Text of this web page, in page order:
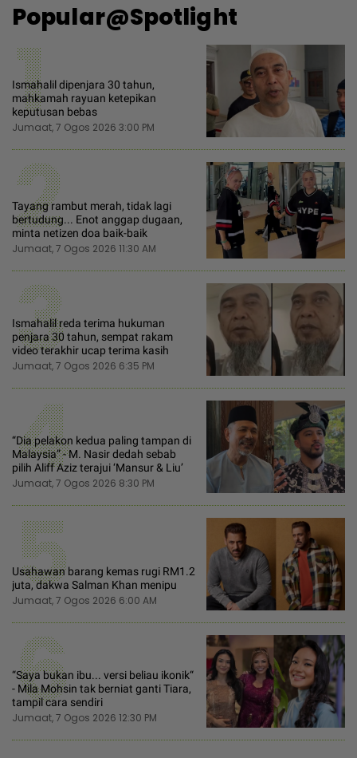
Popular@Spotlight
1
Ismahalil dipenjara 30 tahun,
mahkamah rayuan ketepikan
keputusan bebas
Jumaat, 7 Ogos 2026 3:00 PM
2
Tayang rambut merah, tidak lagi
bertudung... Enot anggap dugaan,
minta netizen doa baik-baik
Jumaat, 7 Ogos 2026 11:30 AM
3
Ismahalil reda terima hukuman
penjara 30 tahun, sempat rakam
video terakhir ucap terima kasih
Jumaat, 7 Ogos 2026 6:35 PM
4
“Dia pelakon kedua paling tampan di
Malaysia” - M. Nasir dedah sebab
pilih Aliff Aziz terajui ‘Mansur & Liu’
Jumaat, 7 Ogos 2026 8:30 PM
5
Usahawan barang kemas rugi RM1.2
juta, dakwa Salman Khan menipu
Jumaat, 7 Ogos 2026 6:00 AM
6
“Saya bukan ibu... versi beliau ikonik“
- Mila Mohsin tak berniat ganti Tiara,
tampil cara sendiri
Jumaat, 7 Ogos 2026 12:30 PM